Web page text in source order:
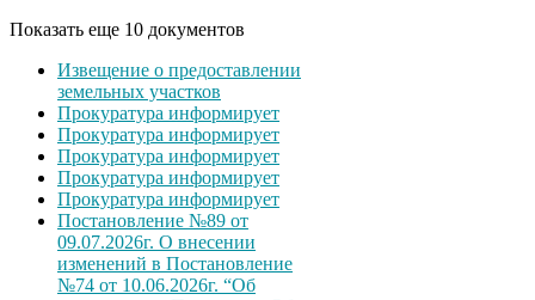
Показать еще 10 документов
Извещение о предоставлении
земельных участков
Прокуратура информирует
Прокуратура информирует
Прокуратура информирует
Прокуратура информирует
Прокуратура информирует
Постановление №89 от
09.07.2026г. О внесении
изменений в Постановление
№74 от 10.06.2026г. “Об